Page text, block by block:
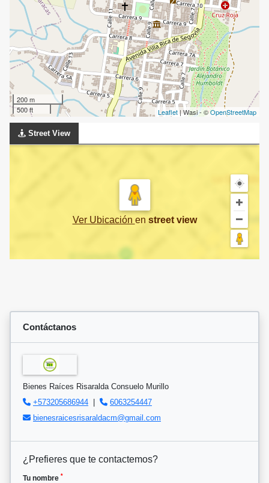
200 m
500 ft
Leaflet | Wasi - ©OpenStreetMap
Street View
Ver Ubicación en street view
Contáctanos
Bienes Raíces Risaralda Consuelo Murillo
+573205686944 |
6063254447
bienesraicesrisaraldacm@gmail.com
¿Prefieres que te contactemos?
Tu nombre *